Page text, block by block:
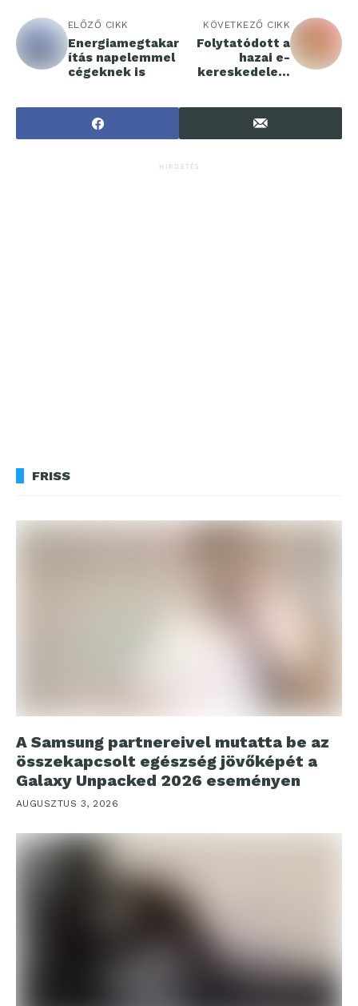
ELŐZŐ CIKK
Energiamegtakar
ítás napelemmel
cégeknek is
KÖVETKEZŐ CIKK
Folytatódott a
hazai e-
kereskedelem
HIRDETÉS
FRISS
A Samsung partnereivel mutatta be az
összekapcsolt egészség jövőképét a
Galaxy Unpacked 2026 eseményen
AUGUSZTUS 3, 2026